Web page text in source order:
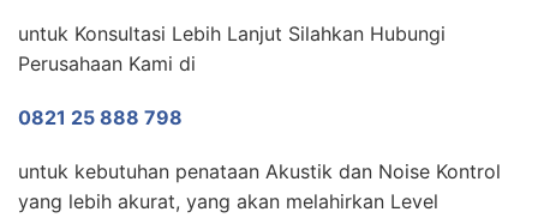
untuk Konsultasi Lebih Lanjut Silahkan Hubungi
Perusahaan Kami di
0821 25 888 798
untuk kebutuhan penataan Akustik dan Noise Kontrol
yang lebih akurat, yang akan melahirkan Level